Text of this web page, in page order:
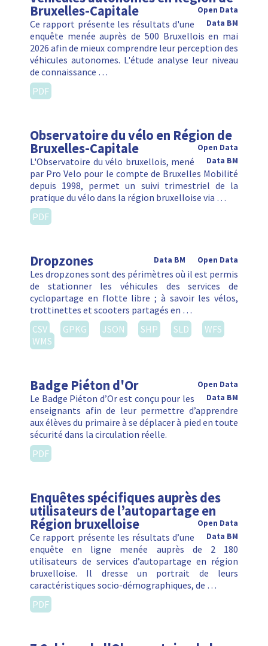
Bruxelles-Capitale
Open Data
Data BM
Ce rapport présente les résultats d'une
enquête menée auprès de 500 Bruxellois en mai
2026 afin de mieux comprendre leur perception des
véhicules autonomes. L'étude analyse leur niveau
de connaissance …
PDF
Observatoire du vélo en Région de
Bruxelles-Capitale
Open Data
Data BM
L'Observatoire du vélo bruxellois, mené
par Pro Velo pour le compte de Bruxelles Mobilité
depuis 1998, permet un suivi trimestriel de la
pratique du vélo dans la région bruxelloise via …
PDF
Dropzones Open Data
Data BM
Les dropzones sont des périmètres où il est permis
de stationner les véhicules des services de
cyclopartage en flotte libre ; à savoir les vélos,
trottinettes et scooters partagés en …
CSV
GPKG JSON SHP SLD
WFS
WMS
Badge Piéton d'Or
Open Data
Data BM
Le Badge Piéton d’Or est conçu pour les
enseignants afin de leur permettre d’apprendre
aux élèves du primaire à se déplacer à pied en toute
sécurité dans la circulation réelle.
PDF
Enquêtes spécifiques auprès des
utilisateurs de l’autopartage en
Région bruxelloise
Open Data
Data BM
Ce rapport présente les résultats d’une
enquête en ligne menée auprès de 2 180
utilisateurs de services d’autopartage en région
bruxelloise. Il dresse un portrait de leurs
caractéristiques socio-démographiques, de …
PDF